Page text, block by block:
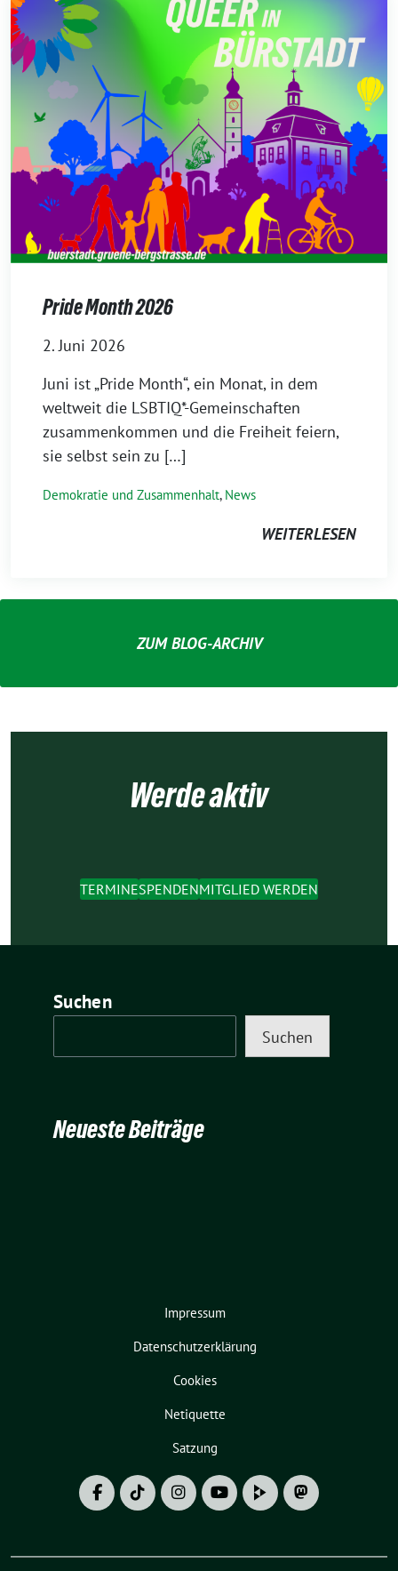
Pride Month 2026
2. Juni 2026
Juni ist „Pride Month“, ein Monat, in dem
weltweit die LSBTIQ*-Gemeinschaften
zusammenkommen und die Freiheit feiern,
sie selbst sein zu […]
Demokratie und Zusammenhalt, News
WEITERLESEN
ZUM BLOG-ARCHIV
Werde aktiv
TERMINESPENDENMITGLIED WERDEN
Suchen
Suchen
Neueste Beiträge
Impressum
Datenschutzerklärung
Cookies
Netiquette
Satzung